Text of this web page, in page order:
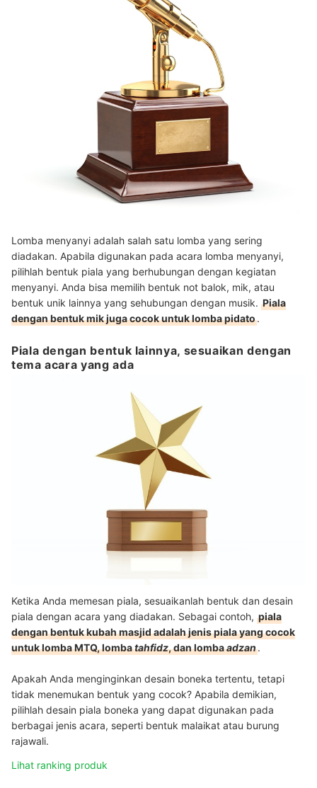
Lomba menyanyi adalah salah satu lomba yang sering
diadakan. Apabila digunakan pada acara lomba menyanyi,
pilihlah bentuk piala yang berhubungan dengan kegiatan
menyanyi. Anda bisa memilih bentuk not balok, mik, atau
bentuk unik lainnya yang sehubungan dengan musik. Piala
dengan bentuk mik juga cocok untuk lomba pidato.
Piala dengan bentuk lainnya, sesuaikan dengan
tema acara yang ada
Ketika Anda memesan piala, sesuaikanlah bentuk dan desain
piala dengan acara yang diadakan. Sebagai contoh, piala
dengan bentuk kubah masjid adalah jenis piala yang cocok
untuk lomba MTQ, lombatahfidz, dan lombaadzan.
Apakah Anda menginginkan desain boneka tertentu, tetapi
tidak menemukan bentuk yang cocok? Apabila demikian,
pilihlah desain piala boneka yang dapat digunakan pada
berbagai jenis acara, seperti bentuk malaikat atau burung
rajawali.
Lihat ranking produk